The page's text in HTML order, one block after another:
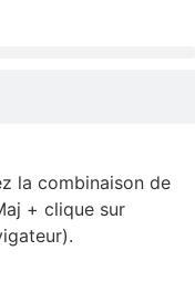
la combinaison de
+ clique sur